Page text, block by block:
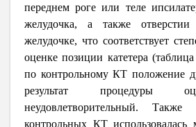
переднем роге или теле
желудочка, а также
желудочке, что соответствует
оценке позиции катетера
по контрольному КТ положение
результат процедуры
неудовлетворительный.
контрольных КТ использовалась